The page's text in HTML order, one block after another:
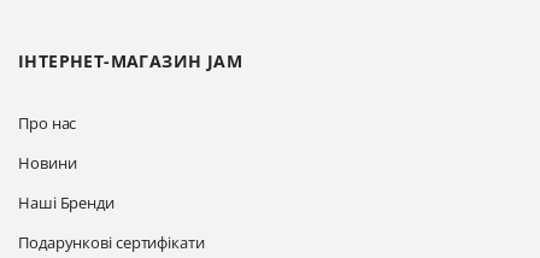
ІНТЕРНЕТ-МАГАЗИН JAM
Про нас
Новини
Наші Бренди
Подарункові сертифікати